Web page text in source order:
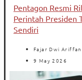
Pentagon Resmi
Perintah Presiden
Sendiri
Fajar Dwi
9 May 2026